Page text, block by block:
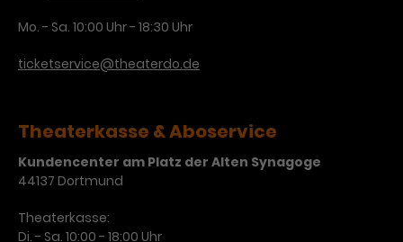
Mo. - Sa. 10:00 Uhr - 18:30 Uhr
ticketservice@theaterdo.de
Theaterkasse & Aboservice
Kundencenter am Platz der Alten Synagoge
44137 Dortmund
Theaterkasse:
Di. - Sa. 10:00 - 18:00 Uhr